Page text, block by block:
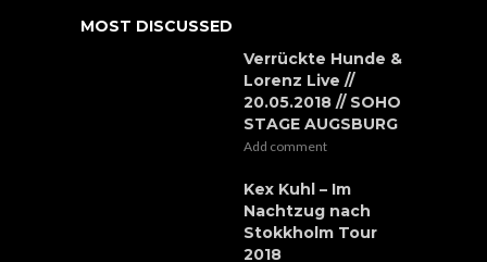
MOST DISCUSSED
Verrückte Hunde &
Lorenz Live //
20.05.2018 // SOHO
STAGE AUGSBURG
Add comment
Kex Kuhl – Im
Nachtzug nach
Stokkholm Tour
2018